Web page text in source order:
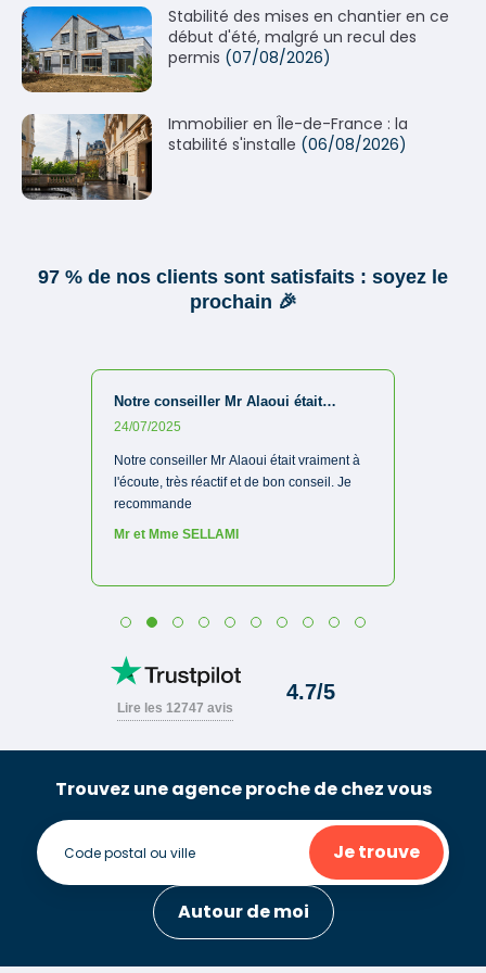
Stabilité des mises en chantier en ce
début d'été, malgré un recul des
permis (07/08/2026)
Immobilier en Île-de-France : la
stabilité s'installe (06/08/2026)
Trouvez une agence proche de chez vous
Je trouve
Autour de moi